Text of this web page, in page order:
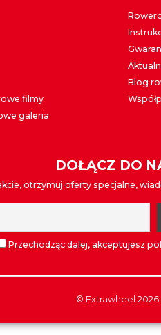
filmy
galeria
Blog
DOŁĄCZ DO
otrzymuj oferty specjalne,
Przechodząc dalej, akceptujesz
© Extrawheel 2026